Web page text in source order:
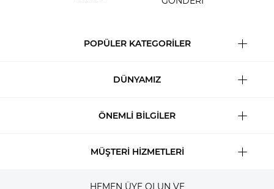
POPÜLER KATEGORİLER
DÜNYAMIZ
ÖNEMLİ BİLGİLER
MÜŞTERİ HİZMETLERİ